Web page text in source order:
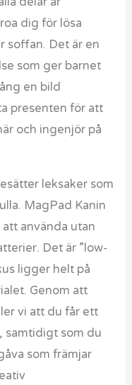
dig för lösa
soffan. Det är en
som ger barnet
en bild
presenten för att
och ingenjör på
leksaker som
MagPad Kanin
använda utan
Det är ”low-
ligger helt på
Genom att
vi att du får ett
samtidigt som du
som främjar